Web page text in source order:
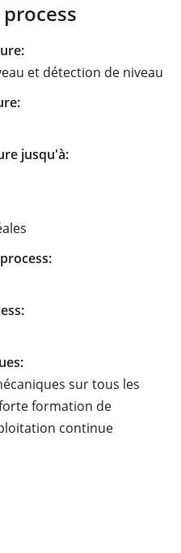
et détection de niveau
jusqu'à:
sur tous les
formation de
continue